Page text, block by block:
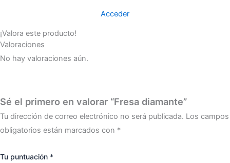
Acceder
¡Valora este producto!
Valoraciones
No hay valoraciones aún.
Sé el primero en valorar “Fresa diamante”
Tu dirección de correo electrónico no será publicada. Los campos
obligatorios están marcados con *
Tu puntuación *